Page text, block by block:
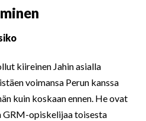
kiireinen Jahin asialla
voimansa Perun kanssa
kuin koskaan ennen. He ovat
GRM-opiskelijaa toisesta